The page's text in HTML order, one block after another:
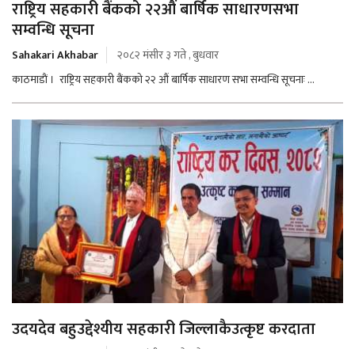
राष्ट्रिय सहकारी बैंकको २२औं बार्षिक साधारणसभा
सम्वन्धि सूचना
Sahakari Akhabar
२०८२ मंसीर ३ गते , बुधवार
काठमाडाैं । राष्ट्रिय सहकारी बैंकको २२ औं बार्षिक साधारण सभा सम्वन्धि सूचनाः ...
उदयदेव बहुउद्देश्यीय सहकारी जिल्लाकैउत्कृष्ट करदाता